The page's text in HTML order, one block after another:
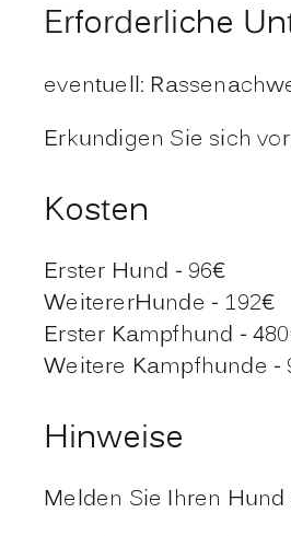
Erforderliche
eventuell:
Erkundigen Sie sich
Kosten
Erster Hund - 96€
WeitererHunde - 192€
Erster Kampfhund -
Weitere Kampfhunde -
Hinweise
Melden Sie Ihren